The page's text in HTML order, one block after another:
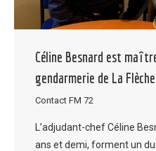
Céline Besnard est
gendarmerie de La Flèche
Contact FM 72
L’adjudant-chef Céline
ans et demi, forment un